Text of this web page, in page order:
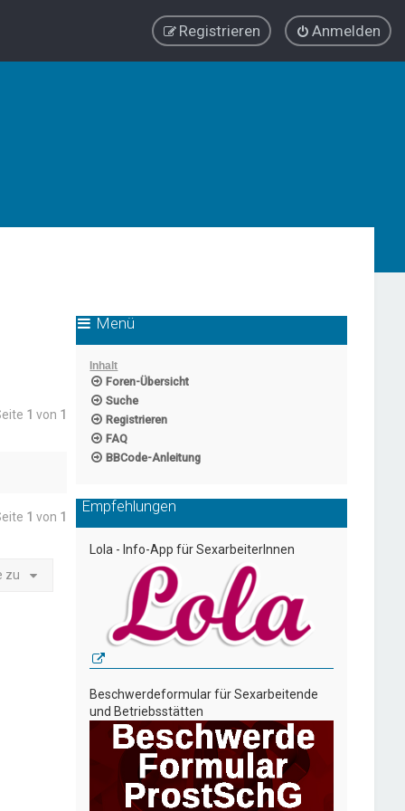
Anmelden
Registrieren
1 von 1
1 von 1
zu
Menü
Inhalt
Foren-Übersicht
Suche
Registrieren
FAQ
BBCode-Anleitung
Empfehlungen
Lola - Info-App für SexarbeiterInnen
Beschwerdeformular für Sexarbeitende
und Betriebsstätten